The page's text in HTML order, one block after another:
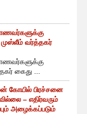
வர்த்தகர்
கைது ...
கோயில் பிரச்சனை
– எதிர்வரும்
அழைக்கப்படும்